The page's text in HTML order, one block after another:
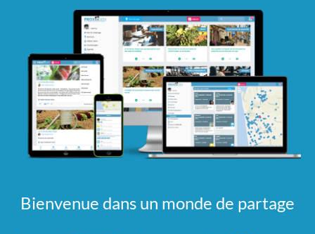
Bienvenue dans un monde de partage